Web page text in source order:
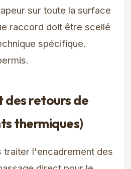
sur toute la surface
raccord doit être scellé
spécifique.
retours de
thermiques)
traiter l'encadrement des